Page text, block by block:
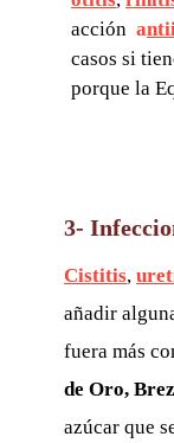
acción a
casos si
porque la
3-
Cistitis,
añadir
fuera más
de Oro,
azúcar que